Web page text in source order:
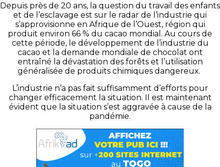
Depuis près de 20 ans, la question du travail des enfants
et de l’esclavage est sur le radar de l’industrie qui
s’approvisionne en Afrique de l’Ouest, région qui
produit environ 66 % du cacao mondial. Au cours de
cette période, le développement de l’industrie du
cacao et la demande mondiale de chocolat ont
entraîné la dévastation des forêts et l’utilisation
généralisée de produits chimiques dangereux.
L’industrie n’a pas fait suffisamment d’efforts pour
changer efficacement la situation. Il est maintenant
évident que la situation s’est aggravée à cause de la
pandémie.